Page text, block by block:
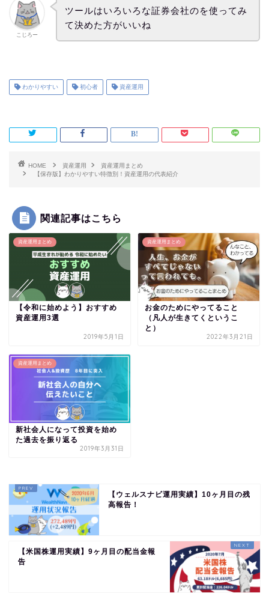
こじろー
ツールはいろいろな証券会社のを使ってみ
て決めた方がいいね
わかりやすい 初心者 資産運用
HOME 資産運用
資産運用まとめ
【保存版】わかりやすい特徴別！資産運用の代表紹介
関連記事はこちら
資産運用まとめ
【令和に始めよう】おすすめ
資産運用3選
2019年5月1日
資産運用まとめ
お金のためにやってること
（凡人が生きてくというこ
と）
2022年3月21日
資産運用まとめ
新社会人になって投資を始め
た過去を振り返る
2019年3月31日
【ウェルスナビ運用実績】10ヶ月目の残
高報告！
【米国株運用実績】9ヶ月目の配当金報
告